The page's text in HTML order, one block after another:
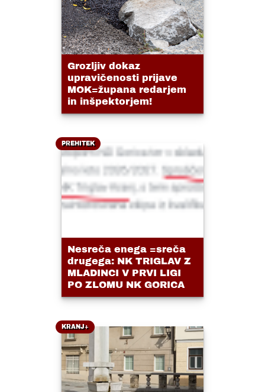
Grozljiv dokaz
upravičenosti prijave
MOK=župana redarjem
in inšpektorjem!
PREHITEK
Nesreča enega =sreča
drugega: NK TRIGLAV Z
MLADINCI V PRVI LIGI
PO ZLOMU NK GORICA
KRANJ+